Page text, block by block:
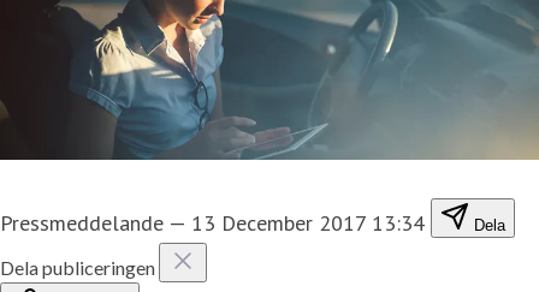
Pressmeddelande — 13 December 2017 13:34 Dela
Dela publiceringen